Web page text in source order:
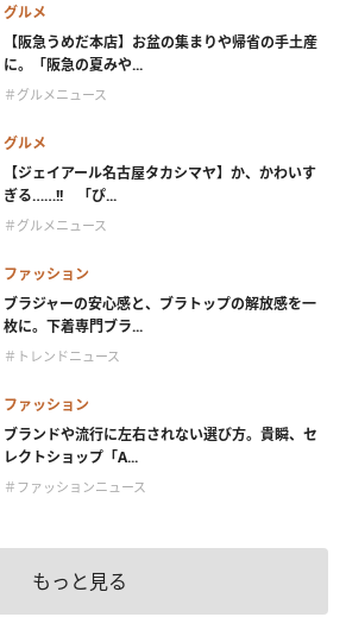
グルメ
【阪急うめだ本店】お盆の集まりや帰省の手土産
に。「阪急の夏みや...
＃グルメニュース
グルメ
【ジェイアール名古屋タカシマヤ】か、かわいす
ぎる……!! 「ぴ...
＃グルメニュース
ファッション
ブラジャーの安心感と、ブラトップの解放感を一
枚に。下着専門ブラ...
＃トレンドニュース
ファッション
ブランドや流行に左右されない選び方。貴瞬、セ
レクトショップ「A...
＃ファッションニュース
もっと見る